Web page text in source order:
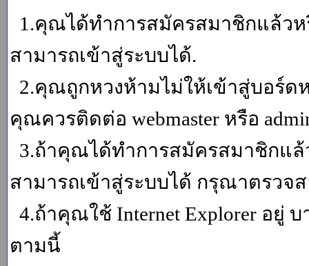
1.คุณได้ทำการสมัครสมาชิกแล้ว
สามารถเข้าสู่ระบบได้.
2.คุณถูกหวงห้ามไม่ให้เข้าสู่บอร์ด
คุณควรติดต่อ webmaster หรือ
3.ถ้าคุณได้ทำการสมัครสมาชิกแ
สามารถเข้าสู่ระบบได้ กรุณาตรวจส
4.ถ้าคุณใช้ Internet Explorer อยู่
ตามนี้